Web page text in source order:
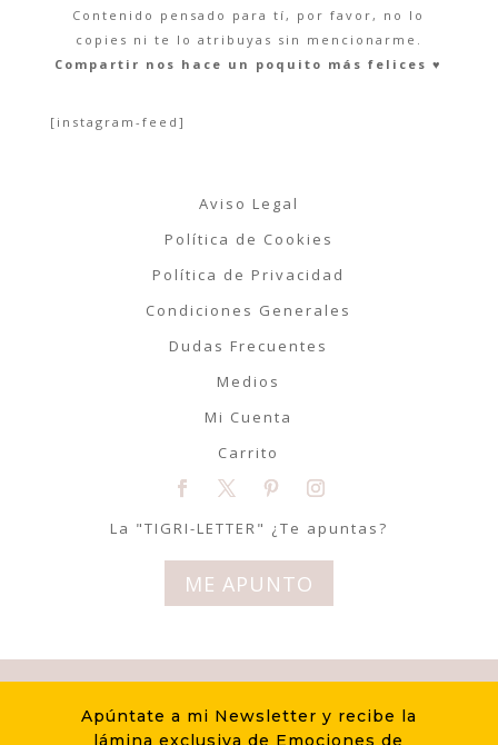
Apúntate a mi Newsletter y recibe la
lámina exclusiva de Emociones de
Contenido pensado para tí, por favor, no lo
copies ni te lo atribuyas sin mencionarme.
Compartir nos hace un poquito más felices ♥︎
[instagram-feed]
Aviso Legal
Política de Cookies
Política de Privacidad
Condiciones Generales
Dudas Frecuentes
Medios
Mi Cuenta
Carrito
La "TIGRI-LETTER" ¿Te apuntas?
ME APUNTO
© Tigriteando 2020 | Todos los
derechos reservados | Diseño